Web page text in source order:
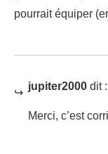
pourrait équiper
jupiter2000 dit :
Merci, c’est